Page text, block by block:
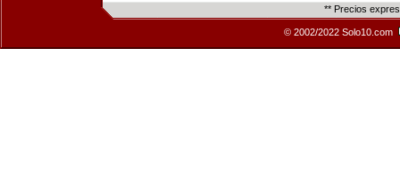
** Precios
© 2002/2022 Solo10.com